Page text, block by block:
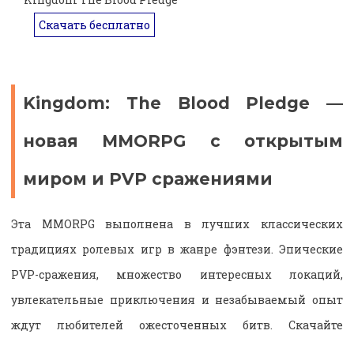
Скачать бесплатно
Kingdom: The Blood Pledge —
новая MMORPG с открытым
миром и PVP сражениями
Эта MMORPG выполнена в лучших классических
традициях ролевых игр в жанре фэнтези. Эпические
PVP-сражения, множество интересных локаций,
увлекательные приключения и незабываемый опыт
ждут любителей ожесточенных битв. Скачайте